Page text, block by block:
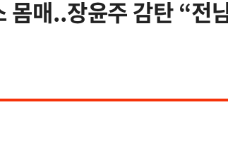
몸매..장윤주 감탄 “전